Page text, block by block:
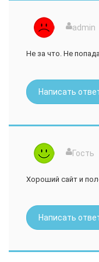
admin
Не за что. Не
Написать
Гость
Хороший сайт и
Написать